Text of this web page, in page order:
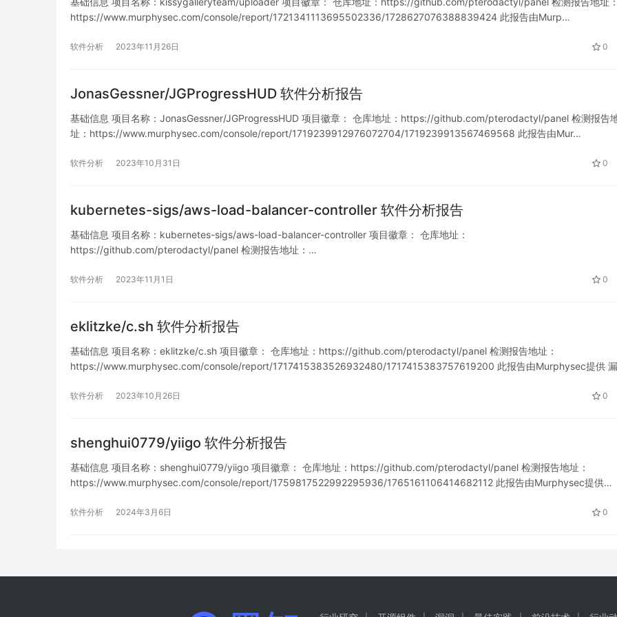
https://www.murphysec.com/console/report/1721341113695502336/1728627076388839424 此报告由Murp…
软件分析 2023年11月26日 0
JonasGessner/JGProgressHUD 软件分析报告
基础信息 项目名称：JonasGessner/JGProgressHUD 项目徽章： 仓库地址：https://github.com/pterodactyl/panel 检测报告
址：https://www.murphysec.com/console/report/1719239912976072704/1719239913567469568 此报告由Mur…
软件分析 2023年10月31日 0
kubernetes-sigs/aws-load-balancer-controller 软件分析报告
基础信息 项目名称：kubernetes-sigs/aws-load-balancer-controller 项目徽章： 仓库地址：
https://github.com/pterodactyl/panel 检测报告地址：
软件分析 2023年11月1日 0
eklitzke/c.sh 软件分析报告
基础信息 项目名称：eklitzke/c.sh 项目徽章： 仓库地址：https://github.com/pterodactyl/panel 检测报告地址：
https://www.murphysec.com/console/report/1717415383526932480/1717415383757619200 此报告由Murphysec提供 漏
软件分析 2023年10月26日 0
shenghui0779/yiigo 软件分析报告
基础信息 项目名称：shenghui0779/yiigo 项目徽章： 仓库地址：https://github.com/pterodactyl/panel 检测报告地址：
https://www.murphysec.com/console/report/1759817522992295936/1765161106414682112 此报告由Murphysec提供…
软件分析 2024年3月6日 0